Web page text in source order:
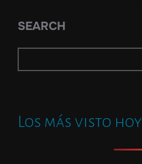
SEARCH
Los más visto hoy